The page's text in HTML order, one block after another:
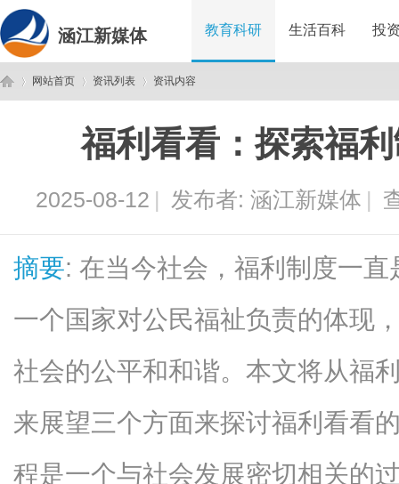
涵江新媒体 教育科研 生活百科 投
网站首页 资讯列表 资讯内容
福利看看：探索福
2025-08-12 | 发布者: 涵江新媒体 |
摘要: 在当今社会，福利制度一
一个国家对公民福祉负责的体现
社会的公平和和谐。本文将从福
来展望三个方面来探讨福利看看
程是一个与社会发展密切相关的